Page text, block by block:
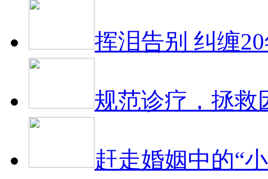
挥泪告别 纠缠
规范诊疗，拯救
赶走婚姻中的“